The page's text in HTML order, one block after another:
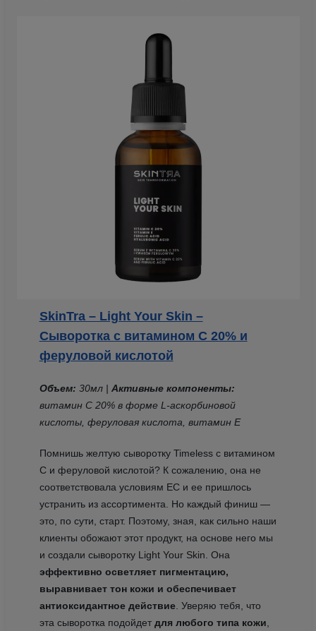
SkinTra – Light Your Skin –
Сыворотка с витамином С 20% и
феруловой кислотой
Объем: 30мл | Активные компоненты:
витамин С 20% в форме L-аскорбиновой
кислоты, феруловая кислота, витамин Е
Помнишь желтую сыворотку Timeless с витамином
С и феруловой кислотой? К сожалению, она не
соответствовала условиям ЕС и ее пришлось
устранить из ассортимента. Но каждый финиш —
это, по сути, старт. Поэтому, зная, как сильно наши
клиенты обожают этот продукт, на основе него мы
и создали сыворотку Light Your Skin. Она
эффективно осветляет пигментацию,
выравнивает тон кожи и обеспечивает
антиоксидантное действие. Уверяю тебя, что
эта сыворотка подойдет для любого типа кожи